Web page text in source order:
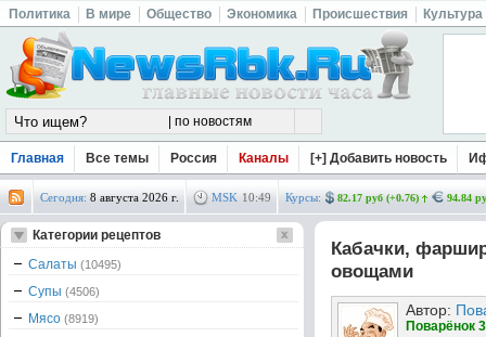
Политика В мире Общество Экономика Происшествия Культура
Главная Все темы Россия Каналы [+] Добавить новость
Сегодня: 8 августа 2026 г. MSK 10:49 Курсы: 82.17 руб (+0.76) 94.84
Кабачки,
овощами
Автор:
Поварёнок
Категории рецептов
Салаты (10495)
Супы (4506)
Мясо (8919)